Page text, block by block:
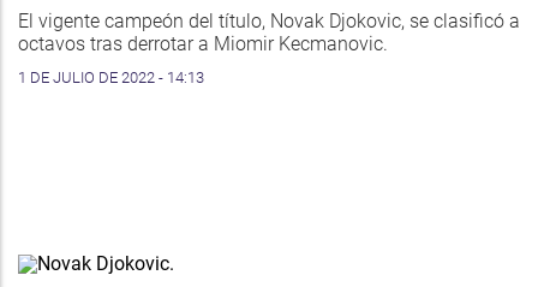
El vigente campeón del título, Novak Djokovic, se clasificó a
octavos tras derrotar a Miomir Kecmanovic.
1 DE JULIO DE 2022 - 14:13